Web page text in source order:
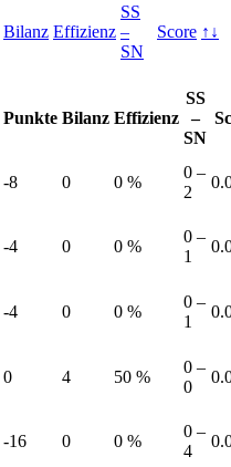
Bilanz Effizienz
SS
–
SN
Score ↑↓
Punkte Bilanz Effizienz
SS
–
SN
-8 0 0 %
0 –
2
-4 0 0 %
0 –
1
-4 0 0 %
0 –
1
0 4 50 %
0 –
0
-16 0 0 %
0 –
4